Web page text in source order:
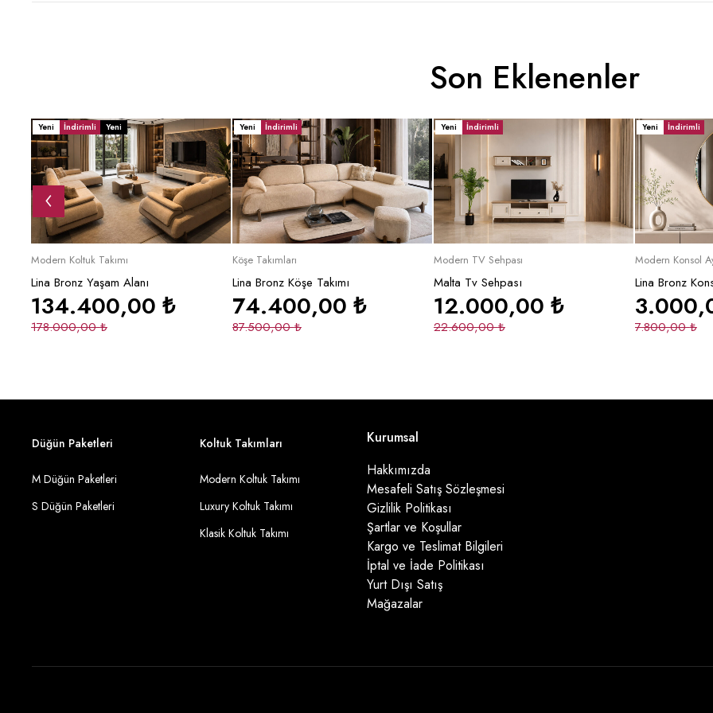
Son Eklenenler
Yeni İndirimli Yeni
Sepete Ekle
Modern Koltuk Takımı
Lina Bronz Yaşam Alanı
178.000,00₺
134.400,00 ₺
Yeni İndirimli
Köşe Takımları
Lina Bronz Köşe Takımı
87.500,00₺
74.400,00 ₺
Yeni İndirimli
Sepete Ekle
Modern TV Sehpası
Malta Tv Sehpası
22.600,00₺
12.000,00 ₺
Yeni İndirimli
Modern Konsol
Lina Bronz
7.800,00₺
Düğün Paketleri
M Düğün Paketleri
S Düğün Paketleri
Koltuk Takımları
Modern Koltuk Takımı
Luxury Koltuk Takımı
Klasik Koltuk Takımı
Kurumsal
Hakkımızda
Mesafeli Satış Sözleşmesi
Gizlilik Politikası
Şartlar ve Koşullar
Kargo ve Teslimat Bilgileri
İptal ve İade Politikası
Yurt Dışı Satış
Mağazalar